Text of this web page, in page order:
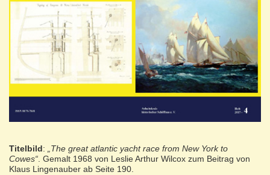
Titelbild:
„The great atlantic yacht race from New York to
Cowes“ . Gemalt 1968 von Leslie Arthur Wilcox zum Beitrag von
Klaus Lingenauber ab Seite 190.